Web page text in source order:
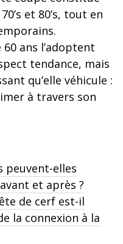
et 80’s, tout en
ans l’adoptent
tendance, mais
qu’elle véhicule :
à travers son
peuvent-elles
et après ?
de cerf est-il
la connexion à la